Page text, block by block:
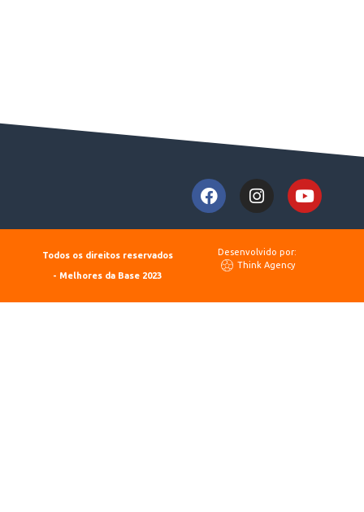
Todos os direitos reservados
- Melhores da Base 2023
Desenvolvido por:
Think Agency